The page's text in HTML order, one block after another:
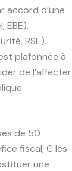
accord d’une
EBE),
RSE).
plafonnée à
de l’affecter
de 50
fiscal, C les
une